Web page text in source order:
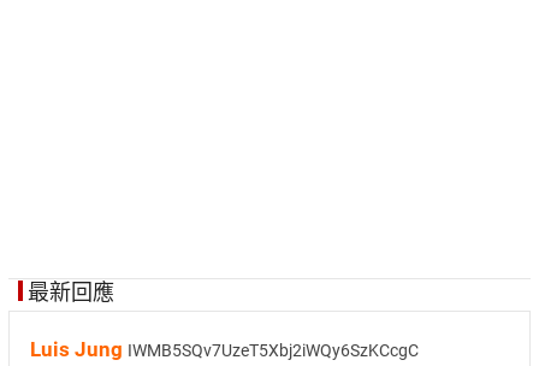
最新回應
Luis Jung IWMB5SQv7UzeT5Xbj2iWQy6SzKCcgC